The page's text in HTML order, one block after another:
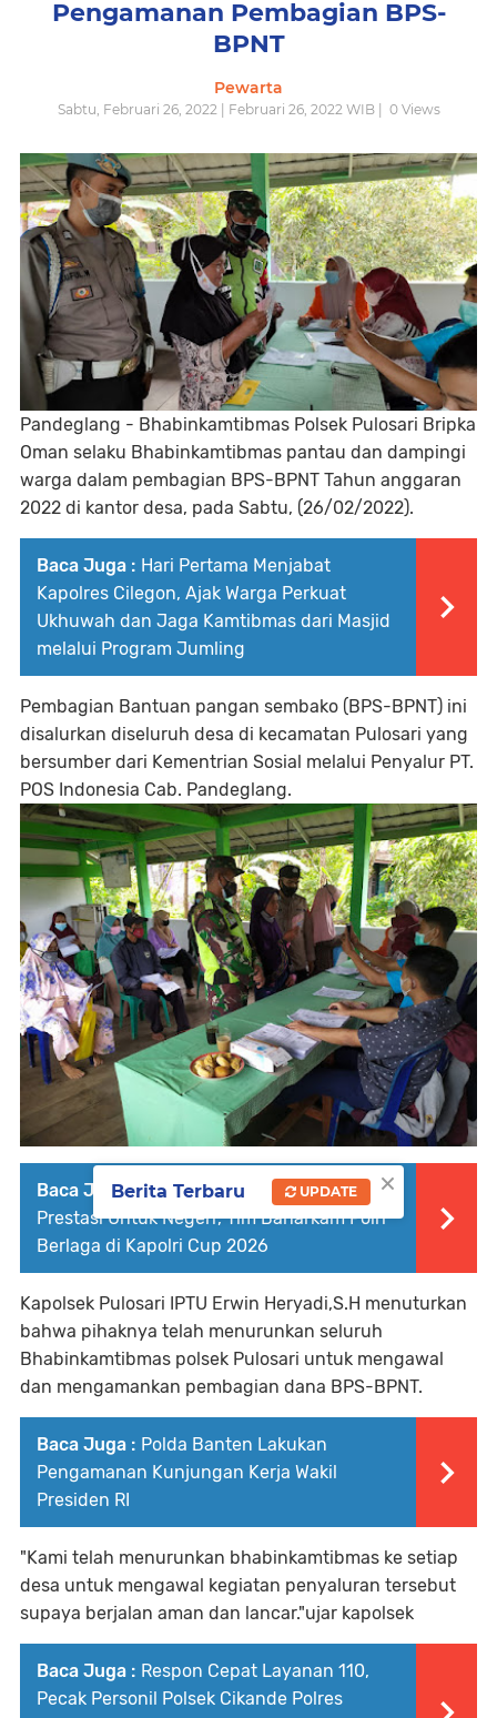
Pengamanan Pembagian BPS-
BPNT
Pewarta
Sabtu, Februari 26, 2022 | Februari 26, 2022 WIB | 0Views
Pandeglang - Bhabinkamtibmas Polsek Pulosari Bripka
Oman selaku Bhabinkamtibmas pantau dan dampingi
warga dalam pembagian BPS-BPNT Tahun anggaran
2022 di kantor desa, pada Sabtu, (26/02/2022).
Baca Juga : Hari Pertama Menjabat
Kapolres Cilegon, Ajak Warga Perkuat
Ukhuwah dan Jaga Kamtibmas dari Masjid
melalui Program Jumling
Pembagian Bantuan pangan sembako (BPS-BPNT) ini
disalurkan diseluruh desa di kecamatan Pulosari yang
bersumber dari Kementrian Sosial melalui Penyalur PT.
POS Indonesia Cab. Pandeglang.
Baca Juga : Usung Tema 'Membangun
Prestasi Untuk Negeri', Tim Baharkam Polri
Berlaga di Kapolri Cup 2026
Kapolsek Pulosari IPTU Erwin Heryadi,S.H menuturkan
bahwa pihaknya telah menurunkan seluruh
Bhabinkamtibmas polsek Pulosari untuk mengawal
dan mengamankan pembagian dana BPS-BPNT.
Baca Juga : Polda Banten Lakukan
Pengamanan Kunjungan Kerja Wakil
Presiden RI
"Kami telah menurunkan bhabinkamtibmas ke setiap
desa untuk mengawal kegiatan penyaluran tersebut
supaya berjalan aman dan lancar."ujar kapolsek
Baca Juga : Respon Cepat Layanan 110,
Pecak Personil Polsek Cikande Polres
×
Berita Terbaru UPDATE